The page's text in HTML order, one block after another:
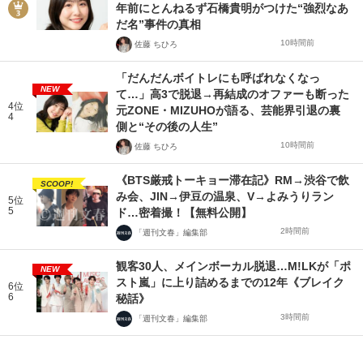
年前にとんねるず石橋貴明がつけた“強烈なあ
だ名”事件の真相
佐藤 ちひろ 10時間前
4位
4
NEW
「だんだんボイトレにも呼ばれなくなっ
て…」高3で脱退→再結成のオファーも断った
元ZONE・MIZUHOが語る、芸能界引退の裏
側と“その後の人生”
佐藤 ちひろ 10時間前
5位
5
SCOOP!
《BTS厳戒トーキョー滞在記》RM→渋谷で飲
み会、JIN→伊豆の温泉、V→よみうりラン
ド…密着撮！【無料公開】
「週刊文春」編集部 2時間前
6位
6
NEW
観客30人、メインボーカル脱退…M!LKが「ポ
スト嵐」に上り詰めるまでの12年《ブレイク
秘話》
「週刊文春」編集部 3時間前